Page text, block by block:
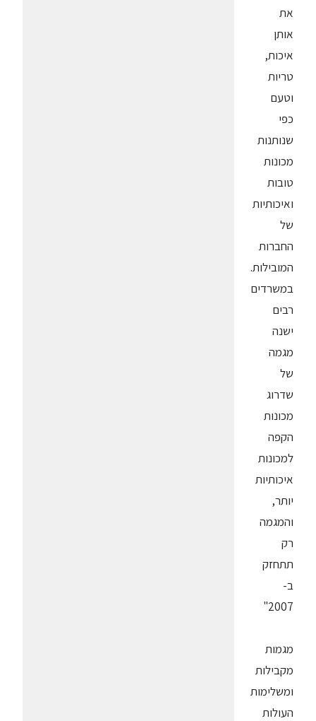
את
אותן
איכות,
טריות
וטעם
כפי
שנותנות
מכונות
טובות
ואיכותיות
של
החברות
המובילות.
במשרדים
רבים
ישנה
מגמה
של
שדרוג
מכונות
הקפה
למכונות
איכותיות
יותר,
והמגמה
רק
תתחזק
ב-
2007"
מגמות
מקבילות
ומשלימות
העולות